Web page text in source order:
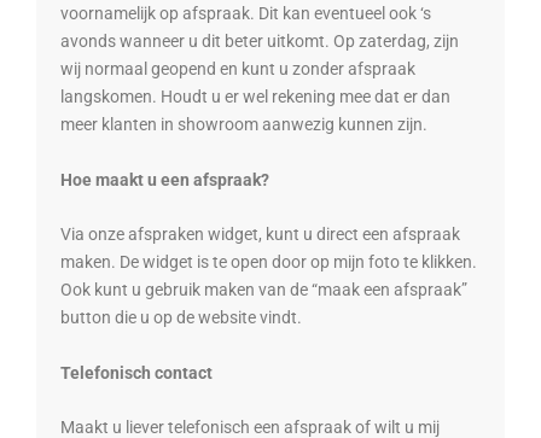
voornamelijk op afspraak. Dit kan eventueel ook ‘s
avonds wanneer u dit beter uitkomt. Op zaterdag, zijn
wij normaal geopend en kunt u zonder afspraak
langskomen. Houdt u er wel rekening mee dat er dan
meer klanten in showroom aanwezig kunnen zijn.
Hoe maakt u een afspraak?
Via onze afspraken widget, kunt u direct een afspraak
maken. De widget is te open door op mijn foto te klikken.
Ook kunt u gebruik maken van de “maak een afspraak”
button die u op de website vindt.
Telefonisch contact
Maakt u liever telefonisch een afspraak of wilt u mij